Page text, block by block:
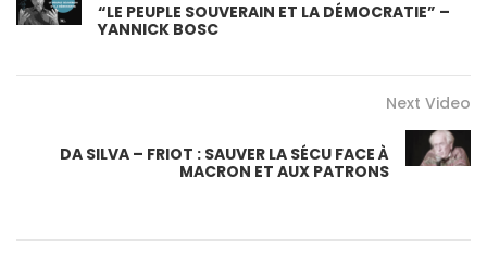
“LE PEUPLE SOUVERAIN ET LA DÉMOCRATIE” –
YANNICK BOSC
Next Video
DA SILVA – FRIOT : SAUVER LA SÉCU FACE À
MACRON ET AUX PATRONS